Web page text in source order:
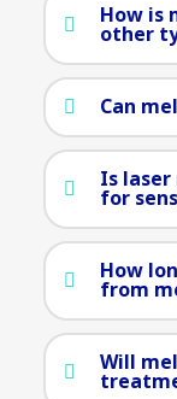
How is
other
Can
Is
for
How
from
Will